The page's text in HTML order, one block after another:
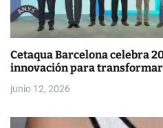
t
r
a
d
a
Cetaqua Barcelona celebra
innovación para transformar
junio 12, 2026